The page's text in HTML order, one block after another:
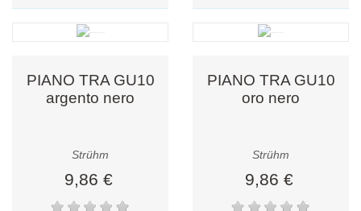
MEGAN TRA GU10 bianco.
Perfetto per migliorare
l'atmosfera,...
nero MEGAN TRA GU10.
Questo pezzo unico della
PIANO TRA GU10
argento nero
Strühm
9,86 €
PIANO TRA GU10
oro nero
Strühm
9,86 €